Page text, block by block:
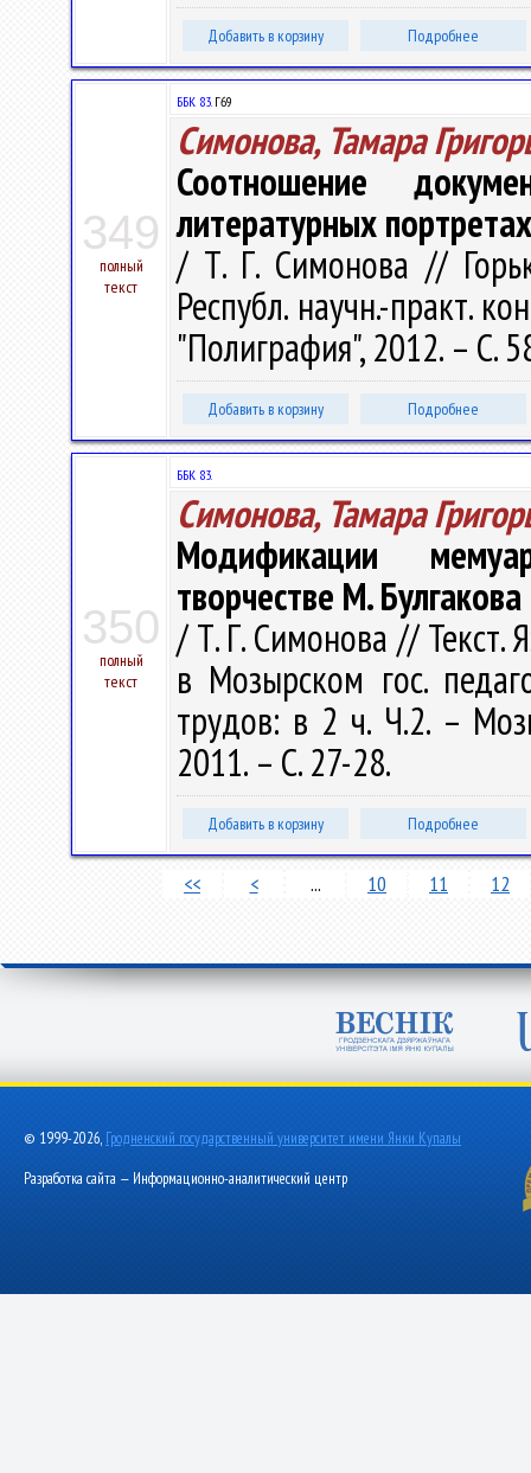
Добавить в корзину Подробнее
349
полный
текст
ББК 83.Г69
Симонова, Тамара
Соотношение
литературных
/ Т. Г. Симонова //
Республ. научн.-практ.
"Полиграфия", 2012. – С.
Добавить в корзину Подробнее
350
полный
текст
ББК 83.
Симонова, Тамара
Модификации
творчестве М. Булгакова
/ Т. Г. Симонова // Текст.
в Мозырском гос.
трудов: в 2 ч. Ч.2. –
2011. – С. 27-28.
Добавить в корзину Подробнее
<< < ... 10 11 12
© 1999-2026, Гродненский государственный университет имени Янки Купалы
Разработка сайта — Информационно-аналитический центр